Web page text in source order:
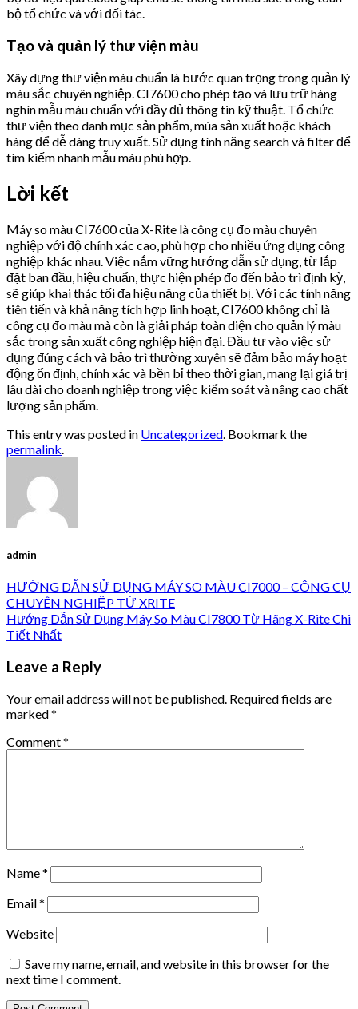
bộ tổ chức và với đối tác.
Tạo và quản lý thư viện màu
Xây dựng thư viện màu chuẩn là bước quan trọng trong quản lý
màu sắc chuyên nghiệp. CI7600 cho phép tạo và lưu trữ hàng
nghìn mẫu màu chuẩn với đầy đủ thông tin kỹ thuật. Tổ chức
thư viện theo danh mục sản phẩm, mùa sản xuất hoặc khách
hàng để dễ dàng truy xuất. Sử dụng tính năng search và filter để
tìm kiếm nhanh mẫu màu phù hợp.
Lời kết
Máy so màu CI7600 của X-Rite là công cụ đo màu chuyên
nghiệp với độ chính xác cao, phù hợp cho nhiều ứng dụng công
nghiệp khác nhau. Việc nắm vững hướng dẫn sử dụng, từ lắp
đặt ban đầu, hiệu chuẩn, thực hiện phép đo đến bảo trì định kỳ,
sẽ giúp khai thác tối đa hiệu năng của thiết bị. Với các tính năng
tiên tiến và khả năng tích hợp linh hoạt, CI7600 không chỉ là
công cụ đo màu mà còn là giải pháp toàn diện cho quản lý màu
sắc trong sản xuất công nghiệp hiện đại. Đầu tư vào việc sử
dụng đúng cách và bảo trì thường xuyên sẽ đảm bảo máy hoạt
động ổn định, chính xác và bền bỉ theo thời gian, mang lại giá trị
lâu dài cho doanh nghiệp trong việc kiểm soát và nâng cao chất
lượng sản phẩm.
This entry was posted in Uncategorized. Bookmark the
permalink.
admin
HƯỚNG DẪN SỬ DỤNG MÁY SO MÀU CI7000 – CÔNG CỤ
CHUYÊN NGHIỆP TỪ XRITE
Hướng Dẫn Sử Dụng Máy So Màu CI7800 Từ Hãng X-Rite Chi
Tiết Nhất
Leave a Reply
Your email address will not be published. Required fields are
marked*
Comment*
Name*
Email*
Website
Save my name, email, and website in this browser for the
next time I comment.